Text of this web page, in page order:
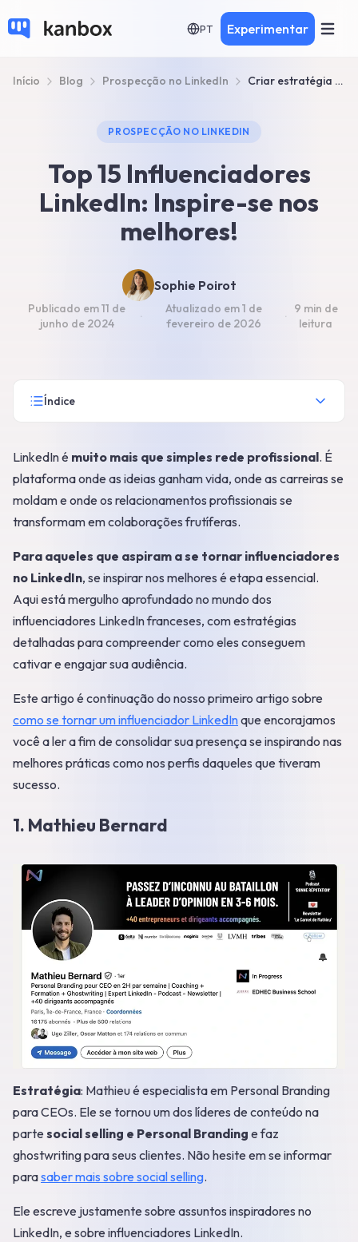
PT Experimentar
Início Blog Prospecção no LinkedIn Criar estratégia LinkedIn a partir do Top 15 Influenciadores
PROSPECÇÃO NO LINKEDIN
Top 15 Influenciadores
LinkedIn: Inspire-se nos
melhores!
Sophie Poirot
Publicado em11 de
junho de 2024
·
Atualizado em1 de
fevereiro de 2026
·
9 min de
leitura
Índice
LinkedIn é muito mais que simples rede profissional. É
plataforma onde as ideias ganham vida, onde as carreiras se
moldam e onde os relacionamentos profissionais se
transformam em colaborações frutíferas.
Para aqueles que aspiram a se tornar influenciadores
no LinkedIn, se inspirar nos melhores é etapa essencial.
Aqui está mergulho aprofundado no mundo dos
influenciadores LinkedIn franceses, com estratégias
detalhadas para compreender como eles conseguem
cativar e engajar sua audiência.
Este artigo é continuação do nosso primeiro artigo sobre
como se tornar um influenciador LinkedInque encorajamos
você a ler a fim de consolidar sua presença se inspirando nas
melhores práticas como nos perfis daqueles que tiveram
sucesso.
1. Mathieu Bernard
Estratégia: Mathieu é especialista em Personal Branding
para CEOs. Ele se tornou um dos líderes de conteúdo na
parte social selling e Personal Branding e faz
ghostwriting para seus clientes. Não hesite em se informar
parasaber mais sobre social selling.
Ele escreve justamente sobre assuntos inspiradores no
LinkedIn, e sobre influenciadores LinkedIn.